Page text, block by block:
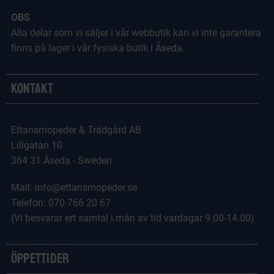
OBS
Alla delar som vi säljer i vår webbutik kan vi inte garantera
finns på lager i vår fysiska butik i Åseda.
Kontakt
Ettansmopeder & Trädgård AB
Lillgatan 10
364 31 Åseda - Sweden
Mail: info@ettansmopeder.se
Telefon: 070-766 20 67
(Vi besvarar ert samtal i mån av tid vardagar 9.00-14.00)
Öppettider